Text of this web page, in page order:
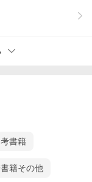
書籍
籍その他